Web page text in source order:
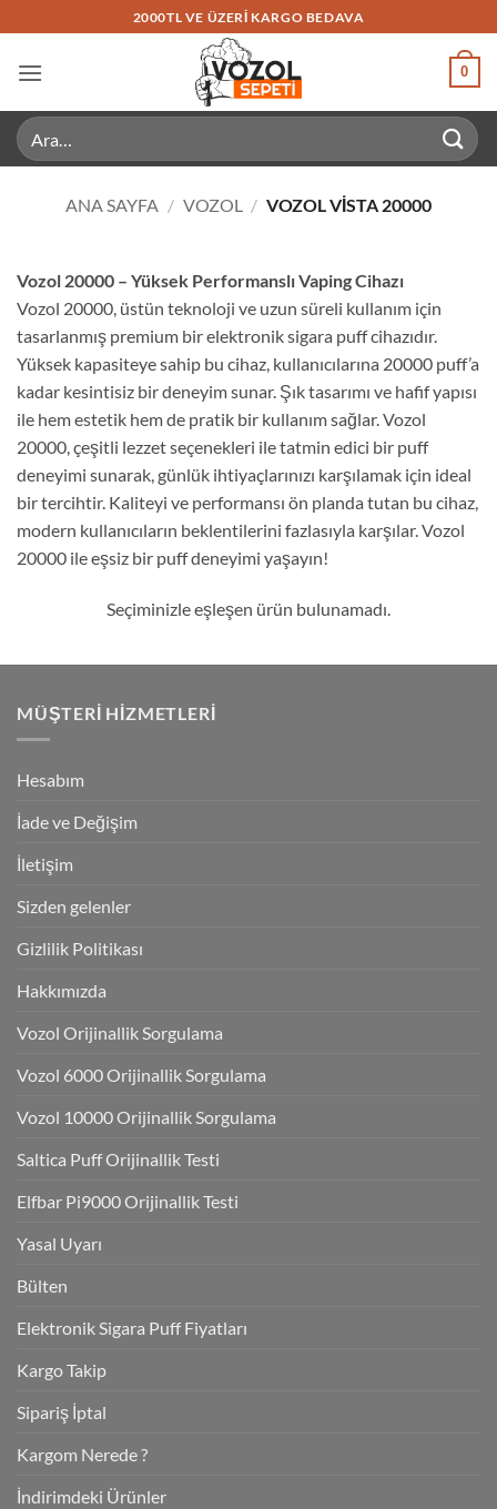
atla
2000TL VE ÜZERI KARGO BEDAVA
0
Ara:
ANA SAYFA / VOZOL / VOZOL VISTA 20000
Vozol 20000 – Yüksek Performanslı Vaping Cihazı
Vozol 20000, üstün teknoloji ve uzun süreli kullanım için
tasarlanmış premium bir elektronik sigara puff cihazıdır.
Yüksek kapasiteye sahip bu cihaz, kullanıcılarına 20000 puff’a
kadar kesintisiz bir deneyim sunar. Şık tasarımı ve hafif yapısı
ile hem estetik hem de pratik bir kullanım sağlar. Vozol
20000, çeşitli lezzet seçenekleri ile tatmin edici bir puff
deneyimi sunarak, günlük ihtiyaçlarınızı karşılamak için ideal
bir tercihtir. Kaliteyi ve performansı ön planda tutan bu cihaz,
modern kullanıcıların beklentilerini fazlasıyla karşılar. Vozol
20000 ile eşsiz bir puff deneyimi yaşayın!
Seçiminizle eşleşen ürün bulunamadı.
MÜŞTERI HIZMETLERI
Hesabım
İade ve Değişim
İletişim
Sizden gelenler
Gizlilik Politikası
Hakkımızda
Vozol Orijinallik Sorgulama
Vozol 6000 Orijinallik Sorgulama
Vozol 10000 Orijinallik Sorgulama
Saltica Puff Orijinallik Testi
Elfbar Pi9000 Orijinallik Testi
Yasal Uyarı
Bülten
Elektronik Sigara Puff Fiyatları
Kargo Takip
Sipariş İptal
Kargom Nerede ?
İndirimdeki Ürünler